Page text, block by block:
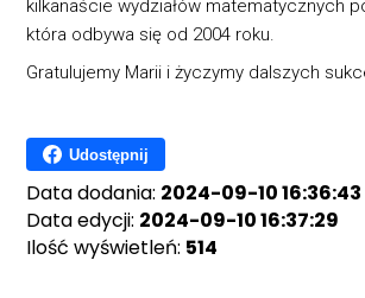
kilkanaście wydziałów matematycznych
która odbywa się od 2004 roku.
Gratulujemy Marii i życzymy dalszych
Udostępnij
Data dodania: 2024-09-10 16:36:43
Data edycji: 2024-09-10 16:37:29
Ilość wyświetleń: 514